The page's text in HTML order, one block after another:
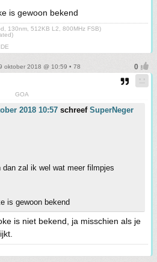
is gewoon bekend
130nm, 512KB L2, 800MHz FSB)
oktober 2018 @ 10:59 • 78
GOA
2018 10:57 schreef SuperNeger
zal ik wel wat meer filmpjes
is gewoon bekend
is niet bekend, ja misschien als je